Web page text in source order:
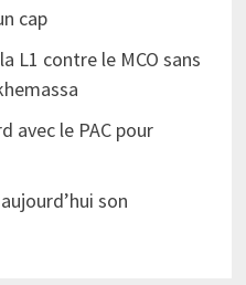
cap
L1 contre le MCO sans
avec le PAC pour
son